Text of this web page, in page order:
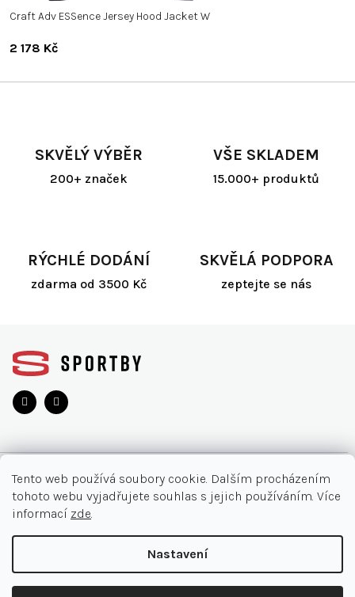
Tento web používá soubory cookie. Dalším procházením
tohoto webu vyjadřujete souhlas s jejich používáním. Více
informací zde.
Nastavení
SKVĚLÝ VÝBĚR
200+ značek
VŠE SKLADEM
15.000+ produktů
RÝCHLÉ DODÁNÍ
zdarma od 3500 Kč
SKVĚLÁ PODPORA
zeptejte se nás
Craft Adv ESSence Jersey Hood Jacket W
2 178 Kč
O NÁKUPU
Akce
Nejčastější otázky
Doručení a platby
INFORMACE
Kontakt
+420 905 33 22 11